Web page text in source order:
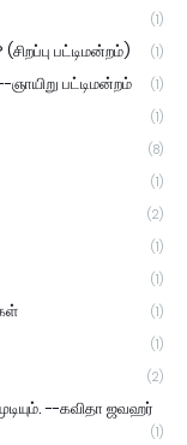
(1)
பட்டிமன்றம்) (1)
பட்டிமன்றம் (1)
(1)
(8)
(1)
(2)
(1)
(1)
(1)
(1)
(2)
--கவிதா ஜவஹர்
(1)